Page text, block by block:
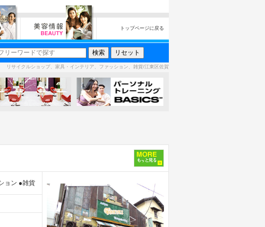
トップページに戻る
リサイクルショップ、家具・インテリア、ファッション、雑貨/江東区佐賀
ョン ●雑貨